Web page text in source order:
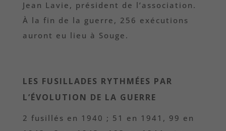
Jean Lavie, président de l’association.
À la fin de la guerre, 256 exécutions
auront eu lieu à Souge.
LES FUSILLADES RYTHMÉES PAR
L’ÉVOLUTION DE LA GUERRE
2 fusillés en 1940 ; 51 en 1941, 99 en